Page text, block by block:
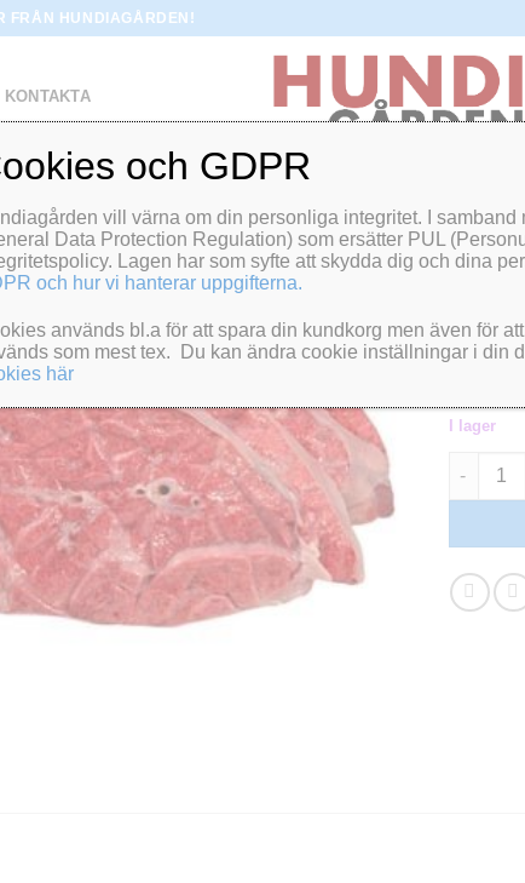
FRÅN HUNDIAGÅRDEN!
KONTAKTA
HEM /
I lager
Emmzo
och GDPR
vill värna om din personliga integritet. I
Data Protection Regulation) som ersätter PUL
Lagen har som syfte att skydda dig och dina
och hur vi hanterar uppgifterna.
används bl.a för att spara din kundkorg men även för
som mest tex. Du kan ändra cookie inställningar i din
här